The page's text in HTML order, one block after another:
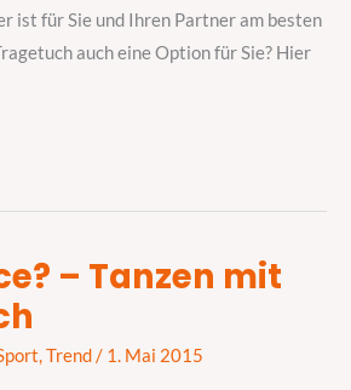
ist für Sie und Ihren Partner am besten
auch eine Option für Sie? Hier
– Tanzen mit
,Trend/ 1. Mai 2015